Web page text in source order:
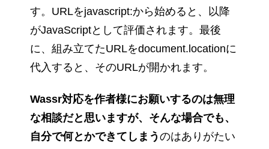
す。URLをjavascript:から始めると、以降
がJavaScriptとして評価されます。最後
に、組み立てたURLをdocument.locationに
代入すると、そのURLが開かれます。
Wassr対応を作者様にお願いするのは無理
な相談だと思いますが、そんな場合でも、
自分で何とかできてしまう のはありがたい